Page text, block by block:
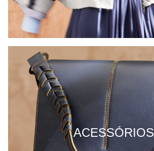
ACESSÓRIOS